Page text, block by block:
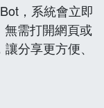
，系統會立即
無需打開網頁或
分享更方便、